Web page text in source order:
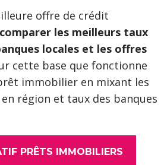
offre de crédit
comparer les meilleurs taux
locales et les offres
cette base que fonctionne
immobilier en mixant les
région et taux des banques
PRÊTS IMMOBILIERS